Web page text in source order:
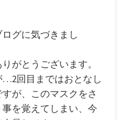
グに気づきまし
がとうございます。
回目まではおとなし
が、このマスクをさ
を覚えてしまい、今